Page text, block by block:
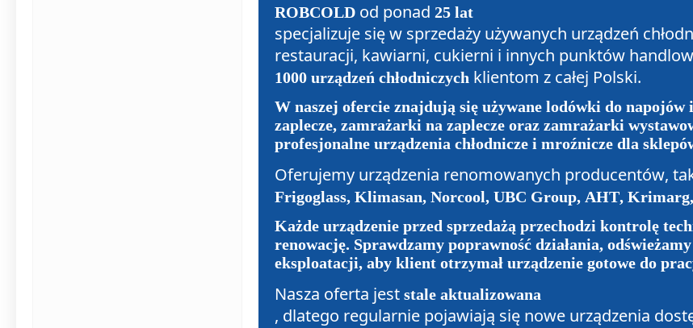
ROBCOLD od ponad 25 lat
specjalizuje się w sprzedaży używanych urządzeń
restauracji, kawiarni, cukierni i innych punktów
1000 urządzeń chłodniczych klientom z całej Polski.
W naszej ofercie znajdują się używane lodówki do
zaplecze, zamrażarki na zaplecze oraz zamrażarki
profesjonalne urządzenia chłodnicze i mroźnicze dla
Oferujemy urządzenia renomowanych producentów,
Frigoglass, Klimasan, Norcool, UBC Group, AHT,
Każde urządzenie przed sprzedażą przechodzi kontrolę
renowację. Sprawdzamy poprawność działania,
eksploatacji, aby klient otrzymał urządzenie gotowe do
Nasza oferta jest stale aktualizowana
, dlatego regularnie pojawiają się nowe urządzenia